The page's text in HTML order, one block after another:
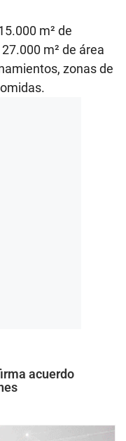
m² de
m² de área
zonas de
acuerdo